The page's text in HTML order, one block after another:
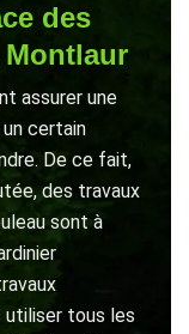
des
assurer une
certain
De ce fait,
des travaux
sont à
tous les